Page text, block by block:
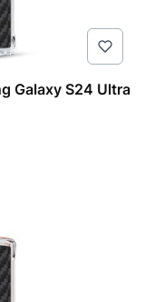
Galaxy S24 Ultra